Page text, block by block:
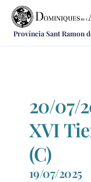
Província Sant Ramon
Qui som
Vocacions
Notícies
Recursos
20/07/
XVI
(C)
19/07/2025